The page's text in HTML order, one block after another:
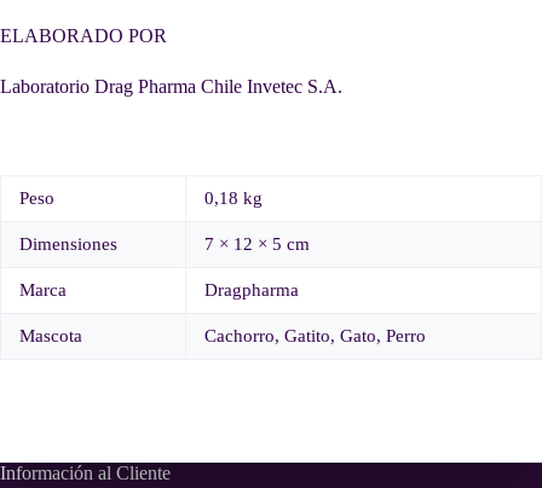
ELABORADO POR
Laboratorio Drag Pharma Chile Invetec S.A.
Peso 0,18 kg
Dimensiones 7 × 12 × 5 cm
Marca Dragpharma
Mascota Cachorro, Gatito, Gato, Perro
Información al Cliente